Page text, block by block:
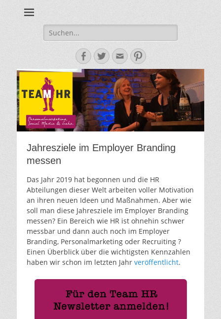
Blog
Suche
nach:
Facebook
Twitter
E-
Mail-
Adresse
Pinterest
Jahresziele im Employer Branding
messen
Das Jahr 2019 hat begonnen und die HR
Abteilungen dieser Welt arbeiten voller Motivation
an ihren neuen Ideen und Maßnahmen. Aber wie
soll man diese Jahresziele im Employer Branding
messen? Ein Bereich wie HR ist ohnehin schwer
messbar und dann auch noch im Employer
Branding, Personalmarketing oder Recruiting ?
Einen Überblick über die wichtigsten Kennzahlen
haben wir schon im letzten Jahr veröffentlicht.